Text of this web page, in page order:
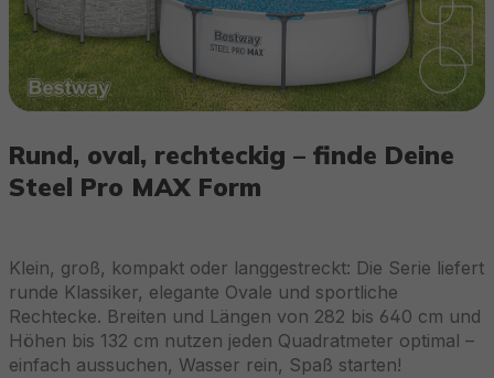
Rund, oval, rechteckig – finde Deine
Steel Pro MAX Form
Klein, groß, kompakt oder langgestreckt: Die Serie liefert
runde Klassiker, elegante Ovale und sportliche
Rechtecke. Breiten und Längen von 282 bis 640 cm und
Höhen bis 132 cm nutzen jeden Quadratmeter optimal –
einfach aussuchen, Wasser rein, Spaß starten!